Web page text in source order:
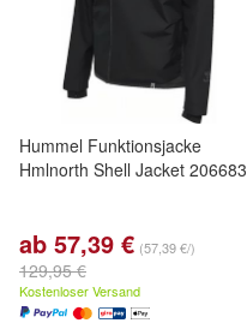
Hummel Funktionsjacke
Hmlnorth Shell Jacket 206683
ab 57,39 € (57,39 €/)
129,95 €
Kostenloser Versand